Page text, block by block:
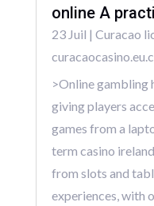
online A
23 Juil | Curacao
>Online gambling
giving players
games from a
term casino
from slots and
experiences, with